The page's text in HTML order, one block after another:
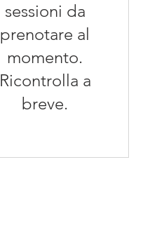
sessioni da
prenotare al
momento.
Ricontrolla a
breve.